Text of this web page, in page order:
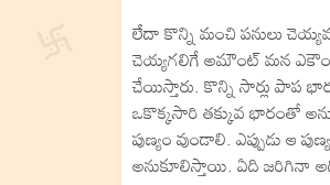
లేదా కొన్ని మంచి పనులు
చెయ్యగలిగే అమౌంట్ మన ఎకౌంటు
చేయిస్తారు. కొన్ని సార్లు పాప
ఒకొక్కసారి తక్కువ భారంతో
పుణ్యం వుండాలి. ఎప్పుడు ఆ
అనుకూలిస్తాయి. ఏది జరిగినా